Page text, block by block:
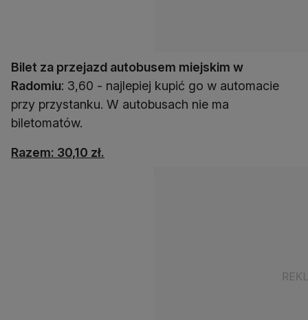
Bilet za przejazd autobusem miejskim w
Radomiu: 3,60 - najlepiej kupić go w automacie
przy przystanku. W autobusach nie ma
biletomatów.
Razem: 30,10 zł.